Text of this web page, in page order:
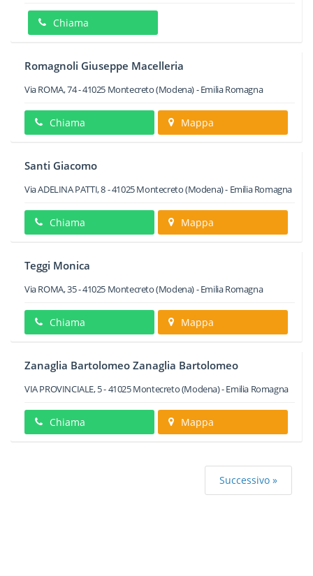
Chiama
Romagnoli Giuseppe Macelleria
Via ROMA, 74-41025 Montecreto(Modena) -Emilia Romagna
Chiama Mappa
Santi Giacomo
Via ADELINA PATTI, 8-41025Montecreto(Modena) - Emilia Romagna
Chiama Mappa
Teggi Monica
Via ROMA, 35-41025 Montecreto(Modena) -Emilia Romagna
Chiama Mappa
Zanaglia Bartolomeo Zanaglia Bartolomeo
VIA PROVINCIALE, 5-41025Montecreto(Modena) -Emilia Romagna
Chiama Mappa
Successivo »